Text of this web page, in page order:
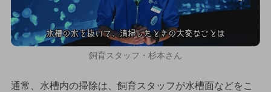
飼育スタッフ・杉本さん
通常、水槽内の掃除は、飼育スタッフが水槽面などをこ